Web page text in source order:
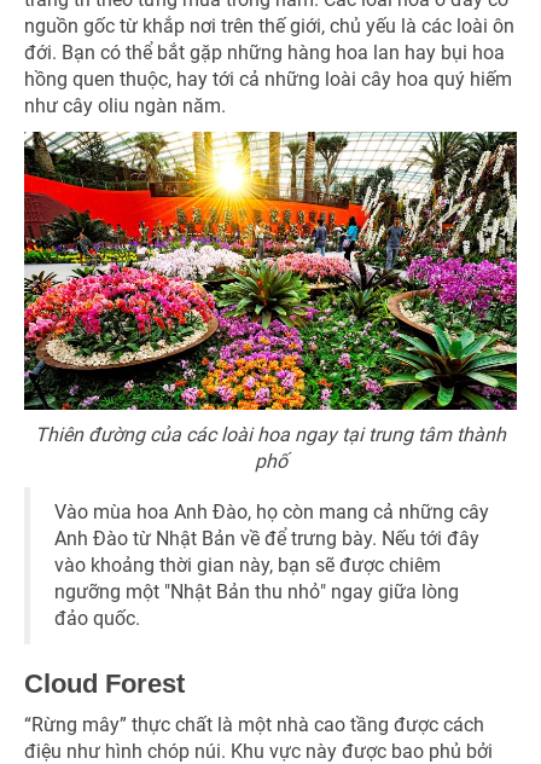
nguồn gốc từ khắp nơi trên thế giới, chủ yếu là các loài ôn
đới. Bạn có thể bắt gặp những hàng hoa lan hay bụi hoa
hồng quen thuộc, hay tới cả những loài cây hoa quý hiếm
như cây oliu ngàn năm.
Thiên đường của các loài hoa ngay tại trung tâm thành
phố
Vào mùa hoa Anh Đào, họ còn mang cả những cây
Anh Đào từ Nhật Bản về để trưng bày. Nếu tới đây
vào khoảng thời gian này, bạn sẽ được chiêm
ngưỡng một "Nhật Bản thu nhỏ" ngay giữa lòng
đảo quốc.
Cloud Forest
“Rừng mây” thực chất là một nhà cao tầng được cách
điệu như hình chóp núi. Khu vực này được bao phủ bởi